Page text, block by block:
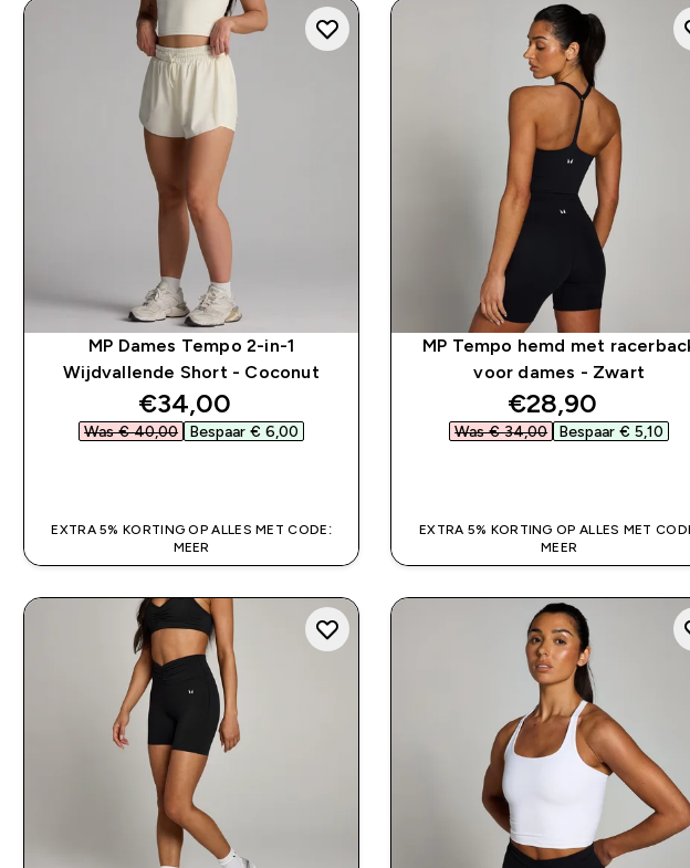
MP Dames Tempo 2-in-1
Wijdvallende Short - Coconut
discounted price
€34,00‎
Was € 40,00‎ Bespaar € 6,00‎
EXTRA 5% KORTING OP ALLES MET CODE:
MEER
MP Tempo hemd met
voor dames - Zwart
discounted
€28,90‎
Was € 34,00‎ Bespaar € 5,10‎
EXTRA 5% KORTING OP ALLES MET
MEER